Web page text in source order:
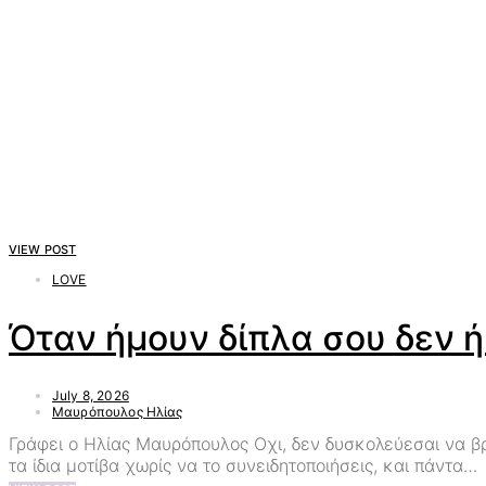
VIEW POST
LOVE
Όταν ήμουν δίπλα σου δεν
July 8, 2026
Μαυρόπουλος Ηλίας
Γράφει ο Ηλίας Μαυρόπουλος Οχι, δεν δυσκολεύεσαι να
τα ίδια μοτίβα χωρίς να το συνειδητοποιήσεις, και πάντα…